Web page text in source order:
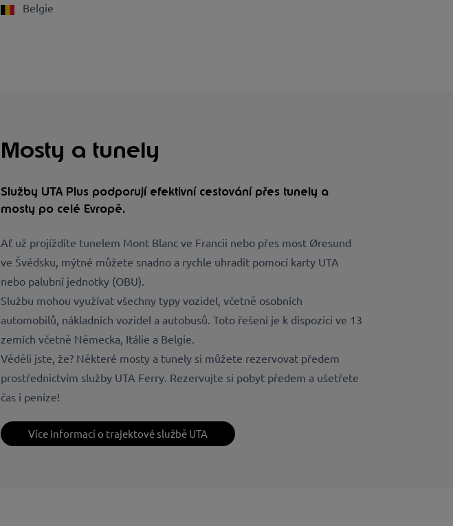
Belgie
Mosty a tunely
Služby UTA Plus podporují efektivní cestování přes tunely a
mosty po celé Evropě.
Ať už projíždíte tunelem Mont Blanc ve Francii nebo přes most Øresund
ve Švédsku, mýtné můžete snadno a rychle uhradit pomocí karty UTA
nebo palubní jednotky (OBU).
Službu mohou využívat všechny typy vozidel, včetně osobních
automobilů, nákladních vozidel a autobusů. Toto řešení je k dispozici ve 13
zemích včetně Německa, Itálie a Belgie.
Věděli jste, že? Některé mosty a tunely si můžete rezervovat předem
prostřednictvím služby UTA Ferry. Rezervujte si pobyt předem a ušetřete
čas i peníze!
Více informací o trajektové službě UTA